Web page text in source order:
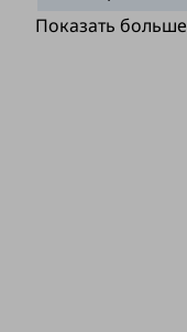
Показать больше